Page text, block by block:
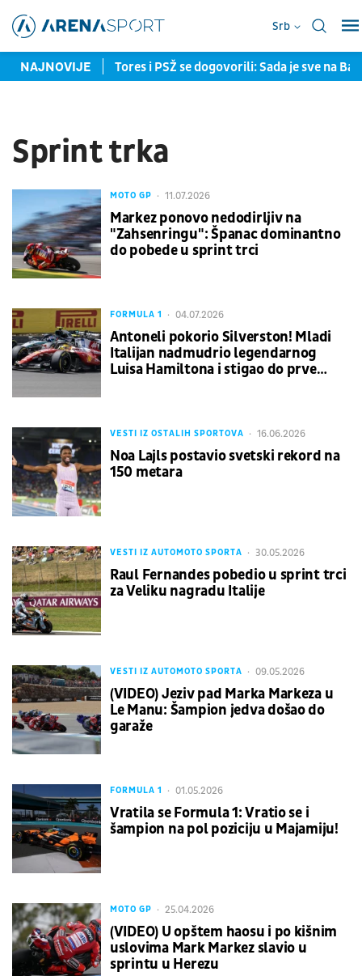
Srb
NAJNOVIJE
u Norveškoj Tores i PSŽ se dogovorili: Sada je sve na
Sprint trka
MOTO GP 11.07.2026
Markez ponovo nedodirljiv na
"Zahsenringu": Španac dominantno
do pobede u sprint trci
FORMULA 1 04.07.2026
Antoneli pokorio Silverston! Mladi
Italijan nadmudrio legendarnog
Luisa Hamiltona i stigao do prve
VESTI IZ OSTALIH SPORTOVA 16.06.2026
Noa Lajls postavio svetski rekord na
150 metara
VESTI IZ AUTOMOTO SPORTA 30.05.2026
Raul Fernandes pobedio u sprint trci
za Veliku nagradu Italije
VESTI IZ AUTOMOTO SPORTA 09.05.2026
(VIDEO) Jeziv pad Marka Markeza u
Le Manu: Šampion jedva došao do
garaže
FORMULA 1 01.05.2026
Vratila se Formula 1: Vratio se i
šampion na pol poziciju u Majamiju!
MOTO GP 25.04.2026
(VIDEO) U opštem haosu i po kišnim
uslovima Mark Markez slavio u
sprintu u Herezu